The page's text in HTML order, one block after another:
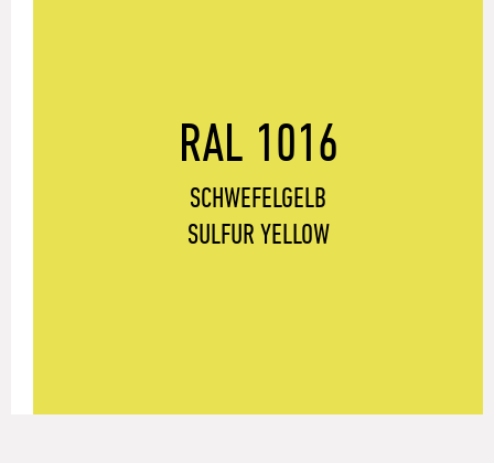
RAL 1016
SCHWEFELGELB
SULFUR YELLOW